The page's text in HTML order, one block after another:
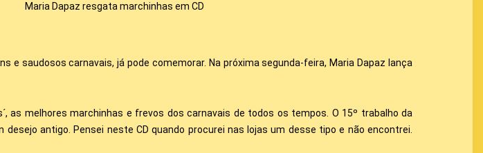
Maria Dapaz resgata marchinhas em CD
e saudosos carnavais, já pode comemorar. Na próxima segunda-feira, Maria Dapaz lança
as melhores marchinhas e frevos dos carnavais de todos os tempos. O 15º trabalho da
antigo. Pensei neste CD quando procurei nas lojas um desse tipo e não encontrei.